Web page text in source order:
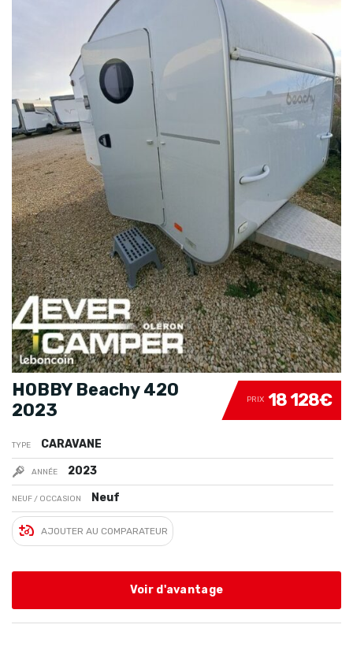
PRIX 18 128€
HOBBY Beachy 420
2023
TYPE CARAVANE
ANNÉE 2023
NEUF / OCCASION Neuf
AJOUTER AU COMPARATEUR
Voir d'avantage